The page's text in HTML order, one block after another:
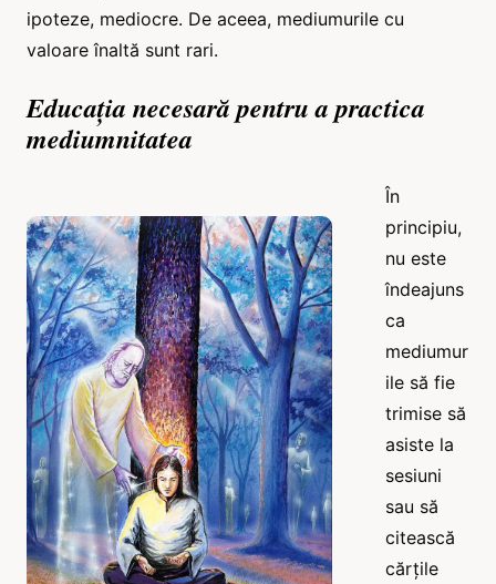
ipoteze, mediocre. De aceea, mediumurile cu
valoare înaltă sunt rari.
Educația necesară pentru a practica
mediumnitatea
În
principiu,
nu este
îndeajuns
ca
mediumur
ile să fie
trimise să
asiste la
sesiuni
sau să
citească
cărțile